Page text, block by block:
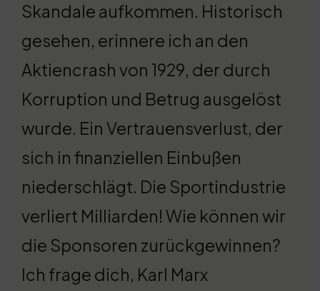
Skandale aufkommen. Historisch
gesehen, erinnere ich an den
Aktiencrash von 1929, der durch
Korruption und Betrug ausgelöst
wurde. Ein Vertrauensverlust, der
sich in finanziellen Einbußen
niederschlägt. Die Sportindustrie
verliert Milliarden! Wie können wir
die Sponsoren zurückgewinnen?
Ich frage dich, Karl Marx